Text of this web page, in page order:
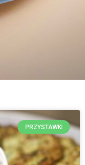
PRZYSTAWKI